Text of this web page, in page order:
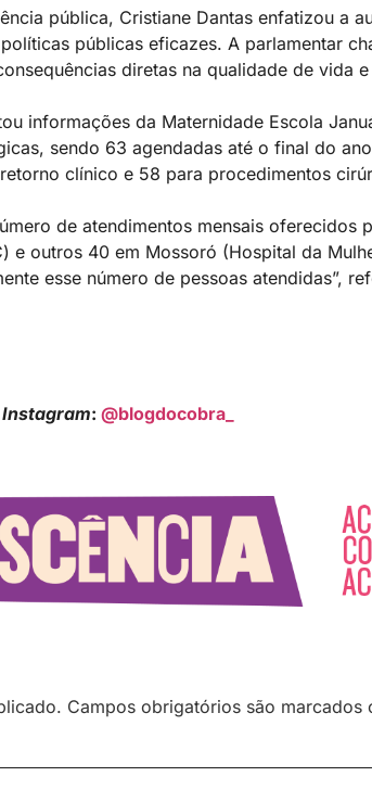
pública, Cristiane Dantas enfatizou a
públicas eficazes. A parlamentar
diretas na qualidade de vida
informações da Maternidade Escola
sendo 63 agendadas até o final do
clínico e 58 para procedimentos
de atendimentos mensais oferecidos
e outros 40 em Mossoró (Hospital da
esse número de pessoas atendidas”,
Instagram: @blogdocobra_
Campos obrigatórios são marcados